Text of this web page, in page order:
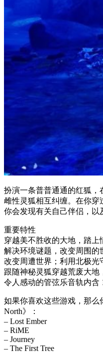
扮演一条普普通通的红狐，
雌性灵狐相互纠缠。在你穿
你会发现有关自己伴侣，以
重要特性
穿越美不胜收的大地，踏上
解决环境谜题，改变周围的
改变周遭世界；利用北极光
跟随神秘灵狐穿越荒废大地
令人感动的管弦乐音轨内含
如果你喜欢这些游戏，那么
North》：
– Lost Ember
– RiME
– Journey
– The First Tree